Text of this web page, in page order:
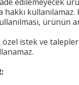
hakkı
ürünün
özel istek ve